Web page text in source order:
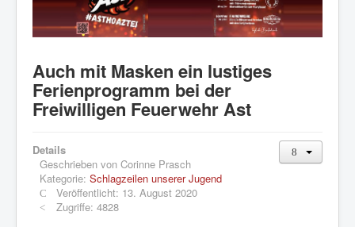
Auch mit Masken ein lustiges
Ferienprogramm bei der
Freiwilligen Feuerwehr Ast
Details
Geschrieben von Corinne Prasch
Kategorie: Schlagzeilen unserer Jugend
Veröffentlicht: 13. August 2020
Zugriffe: 4828